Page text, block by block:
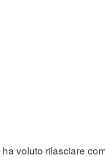
voluto rilasciare